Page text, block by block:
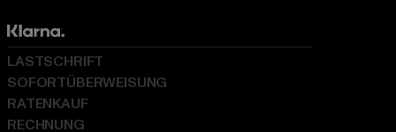
LASTSCHRIFT
SOFORTÜBERWEISUNG
RATENKAUF
RECHNUNG